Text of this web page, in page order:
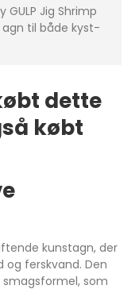
Jig Shrimp
til både kyst-
dette
købt
kunstagn, der
ferskvand. Den
som